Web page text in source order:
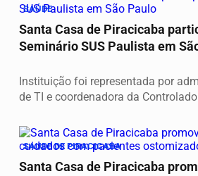
SAÚDE
Santa Casa de Piracicaba
Seminário SUS Paulista em
Instituição foi representada por
de TI e coordenadora da
SAUDE DE PIRACICABA
Santa Casa de Piracicaba